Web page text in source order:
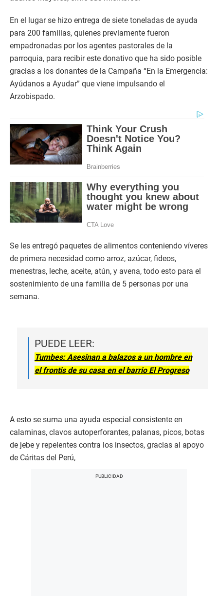
En el lugar se hizo entrega de siete toneladas de ayuda
para 200 familias, quienes previamente fueron
empadronadas por los agentes pastorales de la
parroquia, para recibir este donativo que ha sido posible
gracias a los donantes de la Campaña “En la Emergencia:
Ayúdanos a Ayudar” que viene impulsando el
Arzobispado.
Se les entregó paquetes de alimentos conteniendo víveres
de primera necesidad como arroz, azúcar, fideos,
menestras, leche, aceite, atún, y avena, todo esto para el
sostenimiento de una familia de 5 personas por una
semana.
PUEDE LEER:
Tumbes: Asesinan a balazos a un hombre en
el frontis de su casa en el barrio El Progreso
A esto se suma una ayuda especial consistente en
calaminas, clavos autoperforantes, palanas, picos, botas
de jebe y repelentes contra los insectos, gracias al apoyo
de Cáritas del Perú,